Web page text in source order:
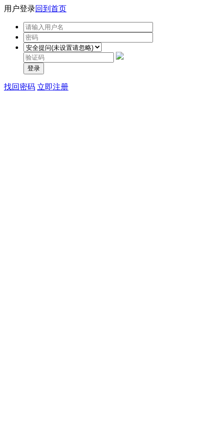
用户登录回到首页
登录
找回密码 立即注册